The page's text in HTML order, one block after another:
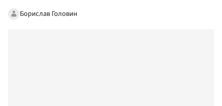
Борислав Головин